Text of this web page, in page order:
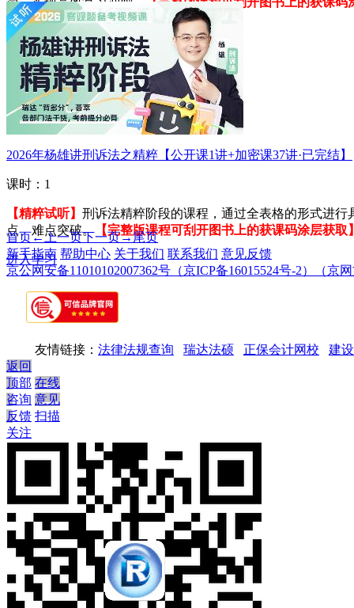
进入学习
2026年杨雄讲刑诉法之精粹【公开课1讲+加密课37讲·已完结】
课时：1
【精粹试听】 刑诉法精粹阶段的课程，通过全表格的形式进
点、难点突破。 【完整版课程可刮开图书上的获课码涂层获取
进入学习
首页←上一页下一页→尾页
新手指南 帮助中心 关于我们 联系我们 意见反馈
京公网安备11010102007362号 （京ICP备16015524号-2） （京
友情链接： 法律法规查询 瑞达法硕 正保会计网校
建
返回
顶部 在线
咨询 意见
反馈 扫描
关注